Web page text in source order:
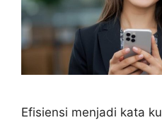
Efisiensi menjadi kata